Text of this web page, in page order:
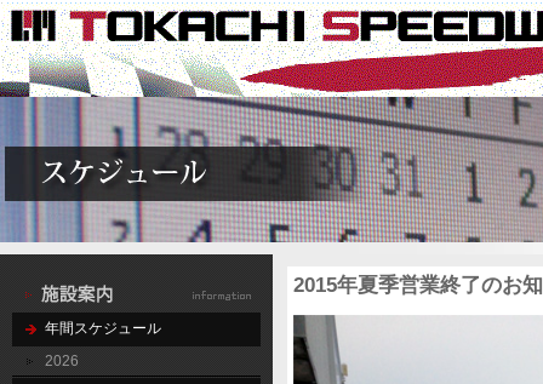
年間スケジュール
2026
2015年夏季営業終了の